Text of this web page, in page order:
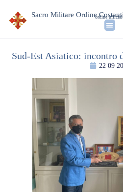
Sacro Militare Ordineordine
Sud-Est Asiatico: incontro
22 09